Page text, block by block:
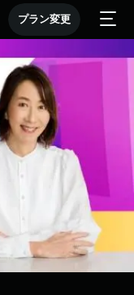
プラン変更